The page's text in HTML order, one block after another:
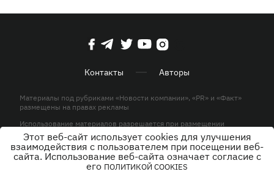
Контакты Авторы
Материалы под рубриками «Новости компании», «PR» и «Факт»
размещены на правах рекламы
Использование материалов разрешается при размещении
активной гиперссылки на KP.UA в первом абзаце.
© ООО «ЮЛАВ МЕДИА»,2026. Все права защищены.
Этот веб-сайт использует cookies для улучшения
взаимодействия с пользователем при посещении веб-
сайта. Использование веб-сайта означает согласие с
его ПОЛИТИКОЙ COOKIES